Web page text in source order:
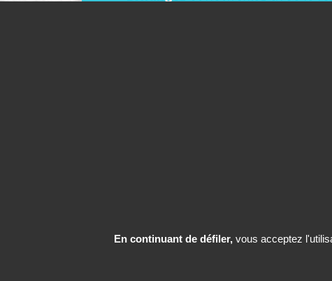
En continuant de défiler,vous acceptez